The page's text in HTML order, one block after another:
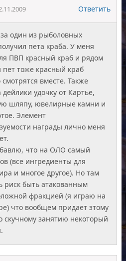
Ответить
один из рыболовных
пета краба. У меня
ПВП красный краб и рядом
пет тоже красный краб
вместе. Также
дейлики удочку от Картье,
шляпу, ювелирные камни и
Элемент
награды лично меня
что на ОЛО самый
(все ингредиенты для
и многое другое). Но там
риск быть атакованным
фракцией (я играю на
что вообщем придает этому
скучному занятию некоторый